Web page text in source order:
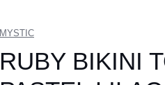
MYSTIC
RUBY BIKINI